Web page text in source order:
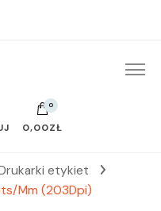
0
0,00ZŁ
etykiet
Mm (203Dpi)